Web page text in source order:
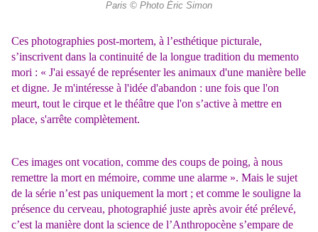
Paris © Photo Éric Simon
Ces photographies post-mortem, à l’esthétique picturale,
s’inscrivent dans la continuité de la longue tradition du memento
mori : « J'ai essayé de représenter les animaux d'une manière belle
et digne. Je m'intéresse à l'idée d'abandon : une fois que l'on
meurt, tout le cirque et le théâtre que l'on s’active à mettre en
place, s'arrête complètement.
Ces images ont vocation, comme des coups de poing, à nous
remettre la mort en mémoire, comme une alarme ». Mais le sujet
de la série n’est pas uniquement la mort ; et comme le souligne la
présence du cerveau, photographié juste après avoir été prélevé,
c’est la manière dont la science de l’Anthropocène s’empare de